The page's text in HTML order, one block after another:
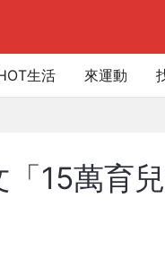
生活 來運動
15萬育